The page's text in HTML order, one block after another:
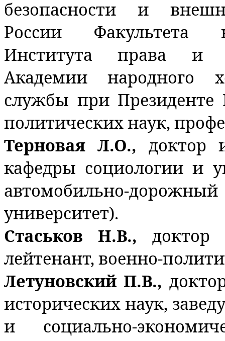
безопасности и
России Факультета
Института права и
Академии народного
службы при Президенте
политических наук,
Терновая Л.О., доктор
кафедры социологии и
автомобильно-дорожный
университет).
Стаськов Н.В., доктор
лейтенант, военно-
Летуновский П.В.,
исторических наук,
и социально-